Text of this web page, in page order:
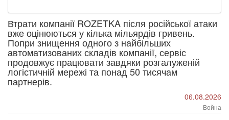
Втрати компанії ROZETKA після російської атаки
вже оцінюються у кілька мільярдів гривень.
Попри знищення одного з найбільших
автоматизованих складів компанії, сервіс
продовжує працювати завдяки розгалуженій
логістичній мережі та понад 50 тисячам
партнерів.
06.08.2026
Война